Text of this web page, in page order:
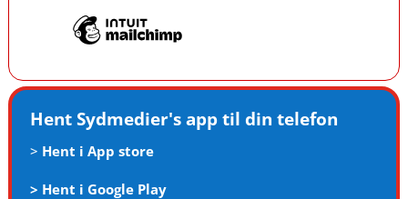
Hent Sydmedier's app til din telefon
> Hent i App store
> Hent i Google Play